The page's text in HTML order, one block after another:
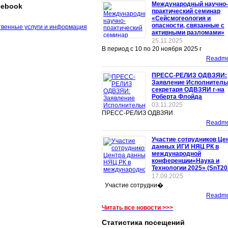
Международный научно-
практический семинар
«Сейсмогеология и
опасности, связанные с
активными разломами»
25.11.2025
В период с 10 по 20 ноября 2025 г
ПРЕСС-РЕЛИЗ ОДВЗЯИ:
Заявление
секретаря ОДВЗЯИ г-на
Роберта Флойда
03.11.2025
ПРЕСС-РЕЛИЗ ОДВЗЯИ
Участие сотрудников
данных ИГИ НЯЦ РК в
международной
конференции«Наука и
Технологии 2025»
17.09.2025
Участие сотрудни�
Читать все новости >>>
Статистика посещений